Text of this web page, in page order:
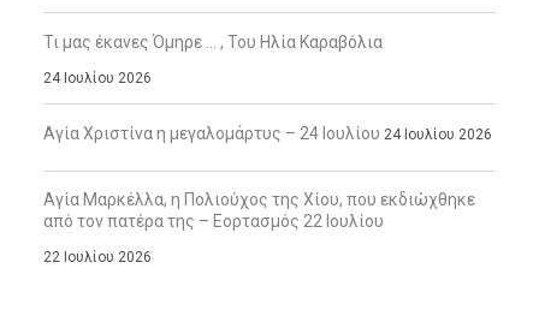
Τι μας έκανες Όμηρε … , Του Ηλία Καραβόλια
24 Ιουλίου 2026
Αγία Χριστίνα η μεγαλομάρτυς – 24 Ιουλίου 24 Ιουλίου 2026
Αγία Μαρκέλλα, η Πολιούχος της Χίου, που εκδιώχθηκε
από τον πατέρα της – Εορτασμός 22 Ιουλίου
22 Ιουλίου 2026